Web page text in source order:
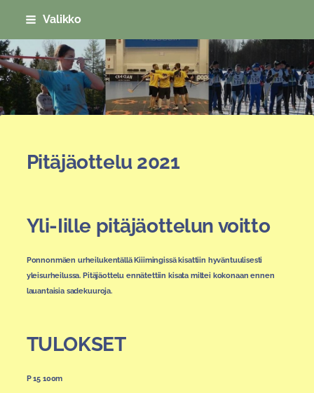
Siirry
sivun
sisältöön
Valikko
Sivuston etusivulle
Pitäjäottelu 2021
Yli-Iille pitäjäottelun voitto
Ponnonmäen urheilukentällä Kiiimingissä kisattiin hyväntuulisesti
yleisurheilussa. Pitäjäottelu ennätettiin kisata miltei kokonaan ennen
lauantaisia sadekuuroja.
TULOKSET
P 15 100m